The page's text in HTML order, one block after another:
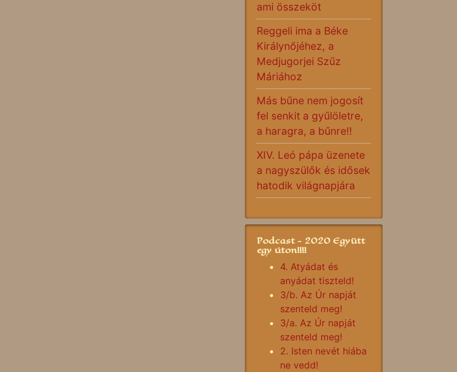
ami összeköt
Reggeli ima a Béke
Királynőjéhez, a
Medjugorjei Szűz
Máriához
Más bűne nem jogosít
fel senkit a gyűlöletre,
a haragra, a bűnre!!
XIV. Leó pápa üzenete
a nagyszülők és idősek
hatodik világnapjára
Podcast - 2020 Együtt
egy úton!!!!
4. Atyádat és
anyádat tiszteld!
3/b. Az Úr napját
szenteld meg!
3/a. Az Úr napját
szenteld meg!
2. Isten nevét hiába
ne vedd!